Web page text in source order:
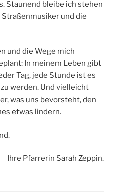
Staunend bleibe ich stehen
Straßenmusiker und die
und die Wege mich
In meinem Leben gibt
Tag, jede Stunde ist es
werden. Und vielleicht
was uns bevorsteht, den
etwas lindern.
Ihre Pfarrerin Sarah Zeppin.